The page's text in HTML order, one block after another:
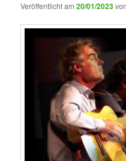
Veröffentlicht am20/01/2023